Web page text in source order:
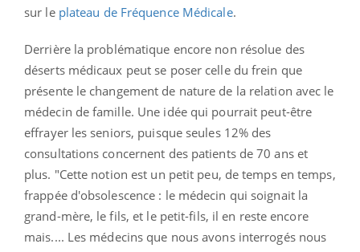
sur le plateau de Fréquence Médicale.
Derrière la problématique encore non résolue des
déserts médicaux peut se poser celle du frein que
présente le changement de nature de la relation avec le
médecin de famille. Une idée qui pourrait peut-être
effrayer les seniors, puisque seules 12% des
consultations concernent des patients de 70 ans et
plus. "Cette notion est un petit peu, de temps en temps,
frappée d'obsolescence : le médecin qui soignait la
grand-mère, le fils, et le petit-fils, il en reste encore
mais.... Les médecins que nous avons interrogés nous